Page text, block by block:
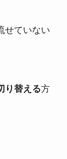
せていない
り替える方